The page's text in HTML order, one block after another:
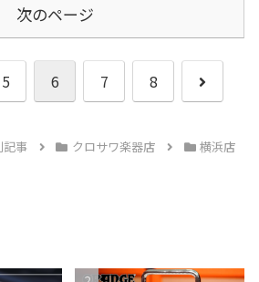
次のページ
5 6 7 8
次
記事 クロサワ楽器店 横浜店